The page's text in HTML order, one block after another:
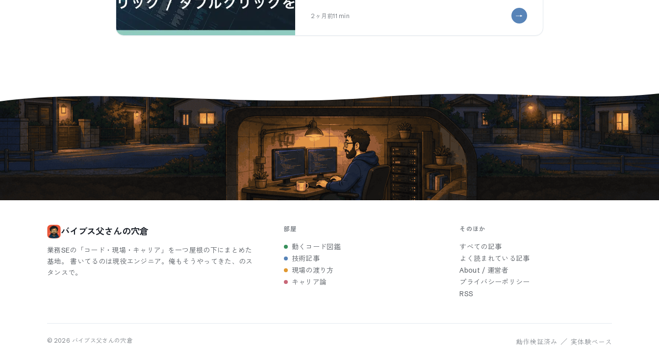
2ヶ月前11 min
バイブス父さんの穴倉
業務SEの「コード・現場・キャリア」を一つ屋根の下にまとめた
基地。 書いてるのは現役エンジニア。俺もそうやってきた、のス
タンスで。
部屋
動くコード図鑑
技術記事
現場の渡り方
キャリア論
そのほか
すべての記事
よく読まれている記事
About / 運営者
プライバシーポリシー
RSS
© 2026 バイブス父さんの穴倉 動作検証済み ／ 実体験ベース